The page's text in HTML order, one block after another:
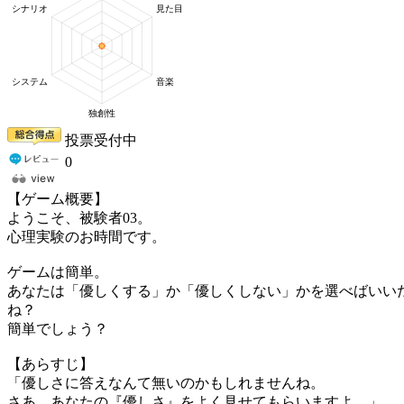
投票受付中
0
【ゲーム概要】
ようこそ、被験者03。
心理実験のお時間です。
ゲームは簡単。
あなたは「優しくする」か「優しくしない」かを選べばいい
ね？
簡単でしょう？
【あらすじ】
「優しさに答えなんて無いのかもしれませんね。